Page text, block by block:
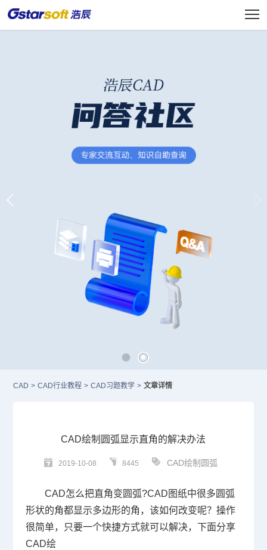
CAD > CAD行业教程 > CAD习题教学 > 文章详情
CAD绘制圆弧显示直角的解决办法
2019-10-08 8445 CAD绘制圆弧
CAD怎么把直角变圆弧?CAD 图纸中很多圆弧
形状的角都显示多边形的角，该如何改变呢？操作
很简单，只要一个快捷方式就可以解决，下面分享
CAD绘